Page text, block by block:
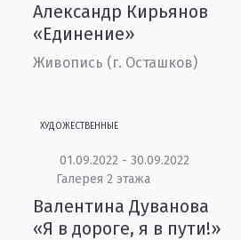
Александр Кирьянов
«Единение»
Живопись (г. Осташков)
ХУДОЖЕСТВЕННЫЕ
01.09.2022 - 30.09.2022
Галерея 2 этажа
Валентина Дуванова
«Я в дороге, я в пути!»